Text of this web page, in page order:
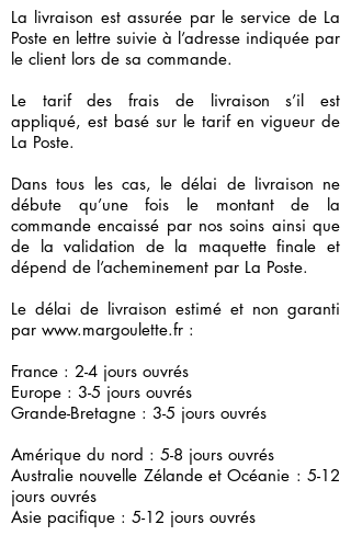
La livraison est assurée par le service de La
Poste en lettre suivie à l’adresse indiquée par
le client lors de sa commande.
Le tarif des frais de livraison s’il est
appliqué, est basé sur le tarif en vigueur de
La Poste.
Dans tous les cas, le délai de livraison ne
débute qu’une fois le montant de la
commande encaissé par nos soins ainsi que
de la validation de la maquette finale et
dépend de l’acheminement par La Poste.
Le délai de livraison estimé et non garanti
par www.margoulette.fr :
France : 2-4 jours ouvrés
Europe : 3-5 jours ouvrés
Grande-Bretagne : 3-5 jours ouvrés
Amérique du nord : 5-8 jours ouvrés
Australie nouvelle Zélande et Océanie : 5-12
jours ouvrés
Asie pacifique : 5-12 jours ouvrés